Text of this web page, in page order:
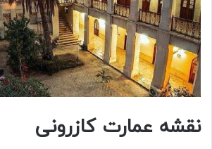
نقشه عمارت کازرونی